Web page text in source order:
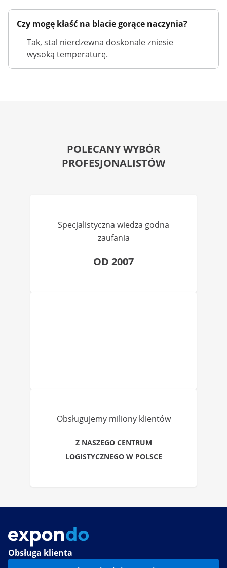
Czy mogę kłaść na blacie gorące naczynia?
Tak, stal nierdzewna doskonale zniesie
wysoką temperaturę.
POLECANY WYBÓR
PROFESJONALISTÓW
Specjalistyczna wiedza godna
zaufania
OD 2007
Obsługujemy miliony klientów
Z NASZEGO CENTRUM
LOGISTYCZNEGO W POLSCE
Obsługa klienta